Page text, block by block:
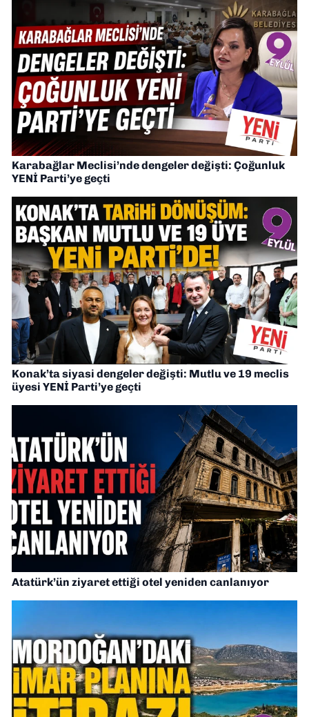
Karabağlar Meclisi’nde dengeler değişti: Çoğunluk
YENİ Parti’ye geçti
Konak’ta siyasi dengeler değişti: Mutlu ve 19 meclis
üyesi YENİ Parti’ye geçti
Atatürk’ün ziyaret ettiği otel yeniden canlanıyor